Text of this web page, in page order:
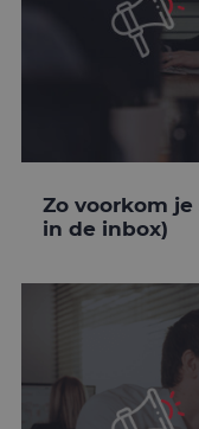
Zo voorkom je
in de inbox)